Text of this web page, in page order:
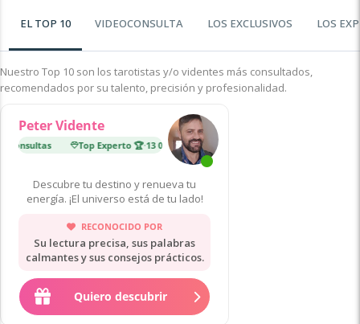
EL TOP 10 VIDEOCONSULTA LOS EXCLUSIVOS LOS
Nuestro Top 10 son los tarotistas y/o videntes más consultados,
recomendados por su talento, precisión y profesionalidad.
Peter Vidente
consultas Top Experto 🏆·13 000 consultas
Descubre tu destino y renueva tu
energía. ¡El universo está de tu lado!
RECONOCIDO POR
Su lectura precisa, sus palabras
calmantes y sus consejos prácticos.
Quiero descubrir